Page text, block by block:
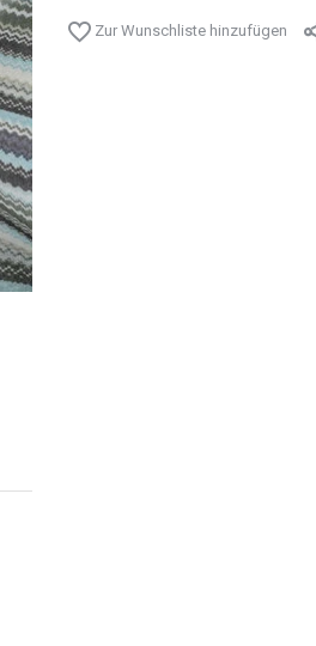
Zur Wunschliste hinzufügen